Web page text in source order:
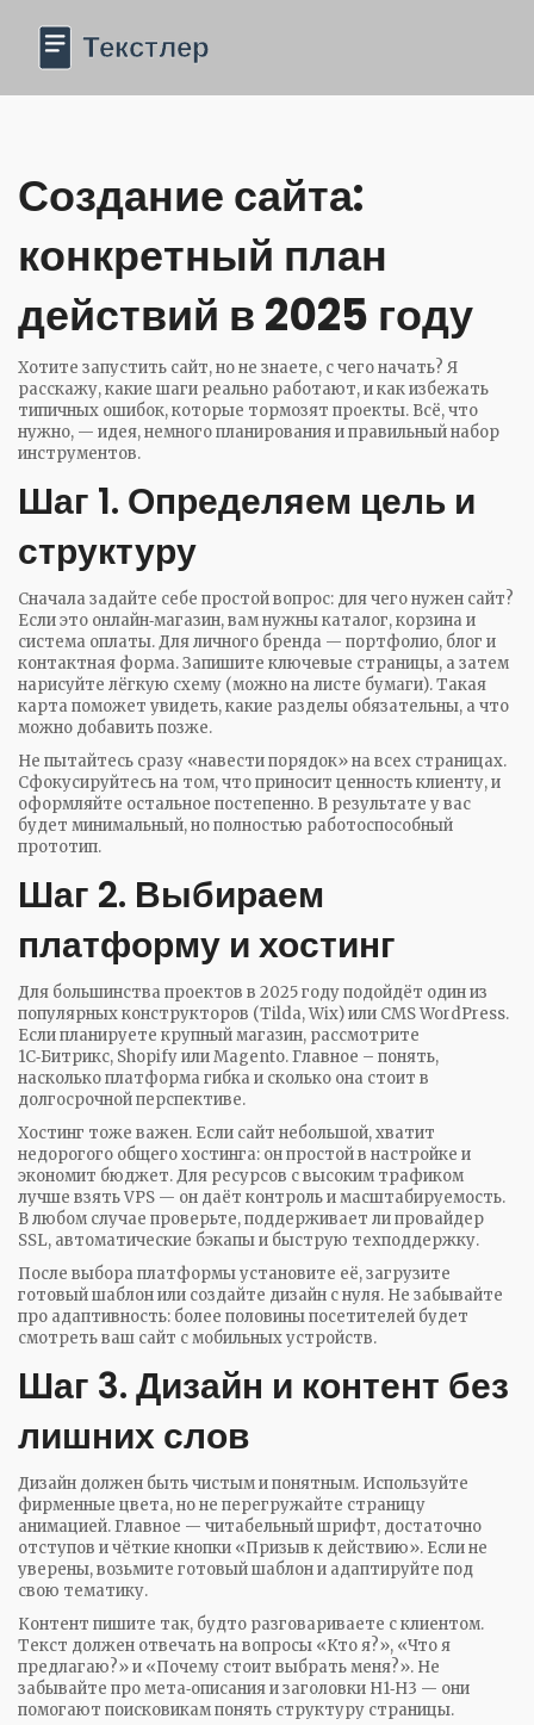
Создание сайта:
конкретный план
действий в 2025 году
Хотите запустить сайт, но не знаете, с чего начать? Я
расскажу, какие шаги реально работают, и как избежать
типичных ошибок, которые тормозят проекты. Всё, что
нужно, — идея, немного планирования и правильный набор
инструментов.
Шаг 1. Определяем цель и
структуру
Сначала задайте себе простой вопрос: для чего нужен сайт?
Если это онлайн‑магазин, вам нужны каталог, корзина и
система оплаты. Для личного бренда — портфолио, блог и
контактная форма. Запишите ключевые страницы, а затем
нарисуйте лёгкую схему (можно на листе бумаги). Такая
карта поможет увидеть, какие разделы обязательны, а что
можно добавить позже.
Не пытайтесь сразу «навести порядок» на всех страницах.
Сфокусируйтесь на том, что приносит ценность клиенту, и
оформляйте остальное постепенно. В результате у вас
будет минимальный, но полностью работоспособный
прототип.
Шаг 2. Выбираем
платформу и хостинг
Для большинства проектов в 2025 году подойдёт один из
популярных конструкторов (Tilda, Wix) или CMS WordPress.
Если планируете крупный магазин, рассмотрите
1C‑Битрикс, Shopify или Magento. Главное – понять,
насколько платформа гибка и сколько она стоит в
долгосрочной перспективе.
Хостинг тоже важен. Если сайт небольшой, хватит
недорогого общего хостинга: он простой в настройке и
экономит бюджет. Для ресурсов с высоким трафиком
лучше взять VPS — он даёт контроль и масштабируемость.
В любом случае проверьте, поддерживает ли провайдер
SSL, автоматические бэкапы и быструю техподдержку.
После выбора платформы установите её, загрузите
готовый шаблон или создайте дизайн с нуля. Не забывайте
про адаптивность: более половины посетителей будет
смотреть ваш сайт с мобильных устройств.
Шаг 3. Дизайн и контент без
лишних слов
Дизайн должен быть чистым и понятным. Используйте
фирменные цвета, но не перегружайте страницу
анимацией. Главное — читабельный шрифт, достаточно
отступов и чёткие кнопки «Призыв к действию». Если не
уверены, возьмите готовый шаблон и адаптируйте под
свою тематику.
Контент пишите так, будто разговариваете с клиентом.
Текст должен отвечать на вопросы «Кто я?», «Что я
предлагаю?» и «Почему стоит выбрать меня?». Не
забывайте про мета‑описания и заголовки H1‑H3 — они
помогают поисковикам понять структуру страницы.